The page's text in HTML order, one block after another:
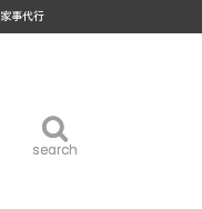
家事代行
search
search